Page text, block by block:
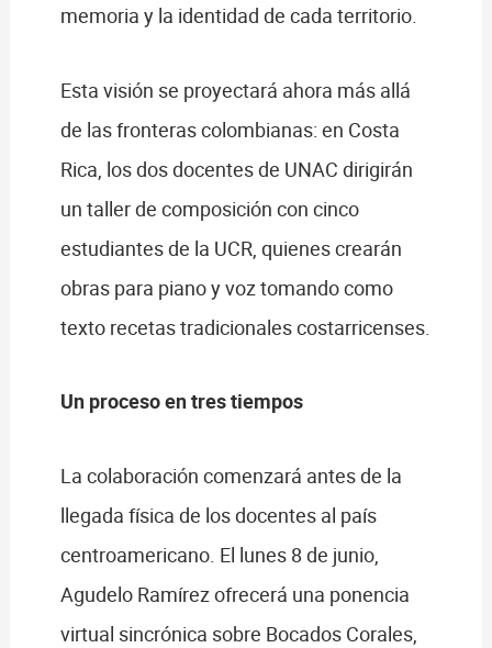
memoria y la identidad de cada territorio.
Esta visión se proyectará ahora más allá
de las fronteras colombianas: en Costa
Rica, los dos docentes de UNAC dirigirán
un taller de composición con cinco
estudiantes de la UCR, quienes crearán
obras para piano y voz tomando como
texto recetas tradicionales costarricenses.
Un proceso en tres tiempos
La colaboración comenzará antes de la
llegada física de los docentes al país
centroamericano. El lunes 8 de junio,
Agudelo Ramírez ofrecerá una ponencia
virtual sincrónica sobre Bocados Corales,